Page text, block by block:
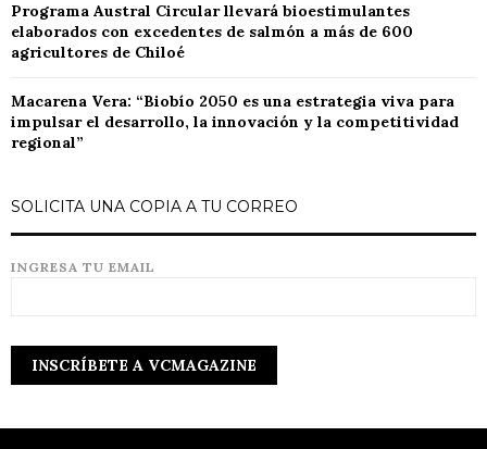
Programa Austral Circular llevará bioestimulantes
elaborados con excedentes de salmón a más de 600
agricultores de Chiloé
Macarena Vera: “Biobío 2050 es una estrategia viva para
impulsar el desarrollo, la innovación y la competitividad
regional”
SOLICITA UNA COPIA A TU CORREO
INGRESA TU EMAIL